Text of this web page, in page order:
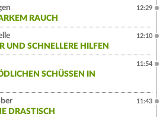
RAUCH
12:29
UND SCHNELLERE HILFEN
12:10
SCHÜSSEN IN
11:54
DRASTISCH
11:43